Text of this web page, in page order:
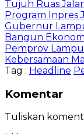
Tujuh Ruas
Program Inpres
Gubernur
Bangun
Pemprov
Kebersamaan
Tag : Headline
Komentar
Tuliskan